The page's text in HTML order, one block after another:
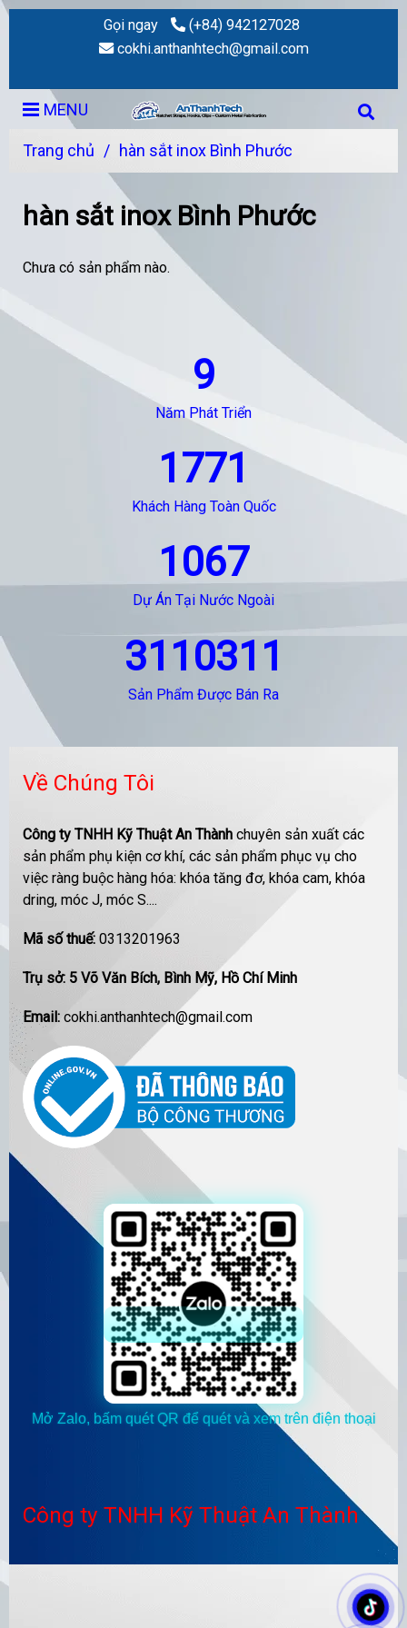
Gọi ngay
(+84) 942127028
cokhi.anthanhtech@gmail.com
MENU
Trang chủ / hàn sắt inox Bình Phước
hàn sắt inox Bình Phước
Chưa có sản phẩm nào.
9
Năm Phát Triển
1771
Khách Hàng Toàn Quốc
1067
Dự Án Tại Nước Ngoài
3110311
Sản Phẩm Được Bán Ra
Về Chúng Tôi
Công ty TNHH Kỹ Thuật An Thành chuyên sản xuất các
sản phẩm phụ kiện cơ khí, các sản phẩm phục vụ cho
việc ràng buộc hàng hóa: khóa tăng đơ, khóa cam, khóa
dring, móc J, móc S....
Mã số thuế: 0313201963
Trụ sở: 5 Võ Văn Bích, Bình Mỹ, Hồ Chí Minh
Email: cokhi.anthanhtech@gmail.com
Mở Zalo, bấm quét QR để quét và xem trên điện thoại
Công ty TNHH Kỹ Thuật An Thành